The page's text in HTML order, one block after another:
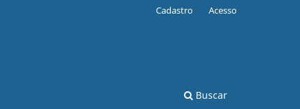
Buscar
Cadastro Acesso